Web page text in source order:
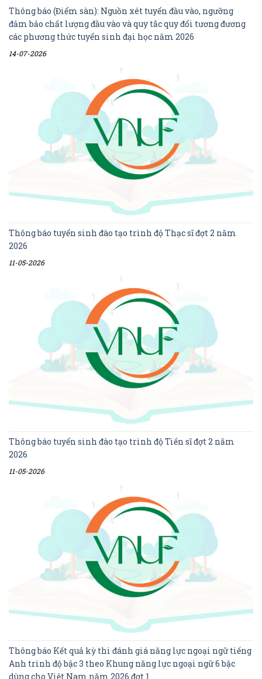
Thông báo (Điểm sàn): Nguồn xét tuyển đầu vào, ngưỡng
đảm bảo chất lượng đầu vào và quy tắc quy đổi tương đương
các phương thức tuyển sinh đại học năm 2026
14-07-2026
Thông báo tuyển sinh đào tạo trình độ Thạc sĩ đợt 2 năm
2026
11-05-2026
Thông báo tuyển sinh đào tạo trình độ Tiến sĩ đợt 2 năm
2026
11-05-2026
Thông báo Kết quả kỳ thi đánh giá năng lực ngoại ngữ tiếng
Anh trình độ bậc 3 theo Khung năng lực ngoại ngữ 6 bậc
dùng cho Việt Nam năm 2026 đợt 1